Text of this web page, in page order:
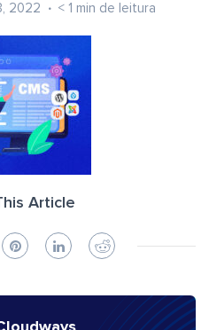
2022 < 1 min de leitura
Article